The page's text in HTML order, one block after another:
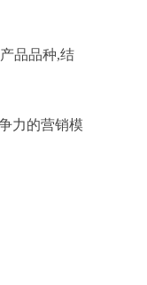
品品种,结
力的营销模